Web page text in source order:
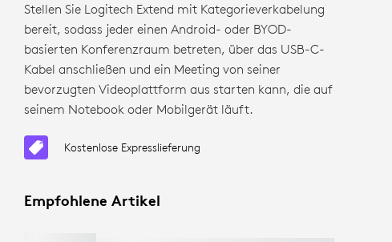
Stellen Sie Logitech Extend mit Kategorieverkabelung
bereit, sodass jeder einen Android- oder BYOD-
basierten Konferenzraum betreten, über das USB-C-
Kabel anschließen und ein Meeting von seiner
bevorzugten Videoplattform aus starten kann, die auf
seinem Notebook oder Mobilgerät läuft.
Kostenlose Expresslieferung
Empfohlene Artikel